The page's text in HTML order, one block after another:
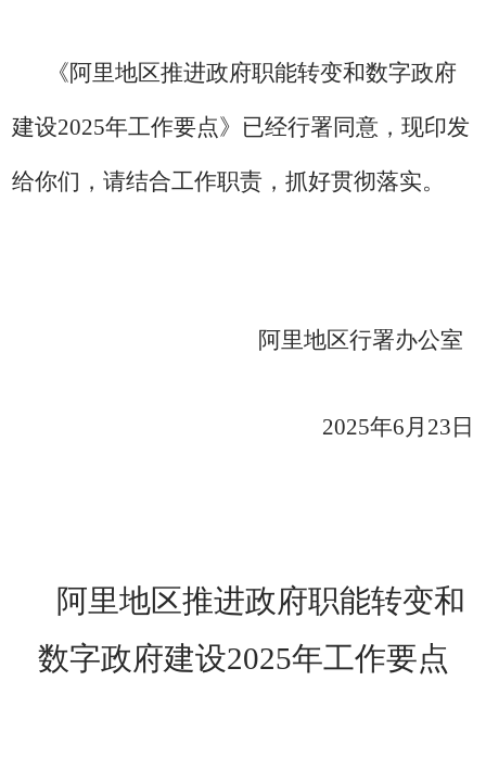
《阿里地区推进政府职能转变和数字政府
建设2025年工作要点》已经行署同意，现印发
给你们，请结合工作职责，抓好贯彻落实。
阿里地区行署办公室
2025年6月 23 日
阿里地区推进政府职能转变和
数字政府建设2025年工作要点